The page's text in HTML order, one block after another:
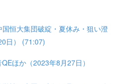
国恒⼤集団破綻・夏休み・狙い澄
日） (71:07)
ほか（2023年8月27日）